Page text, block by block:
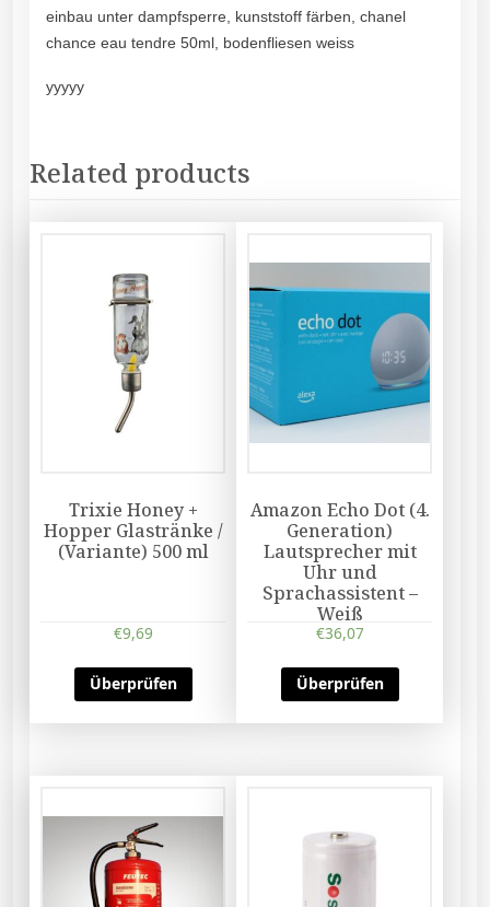
einbau unter dampfsperre, kunststoff färben, chanel
chance eau tendre 50ml, bodenfliesen weiss
yyyyy
Related products
Trixie Honey +
Hopper Glastränke /
(Variante) 500 ml
€9,69
Überprüfen
Amazon Echo Dot (4.
Generation)
Lautsprecher mit
Uhr und
Sprachassistent –
Weiß
€36,07
Überprüfen